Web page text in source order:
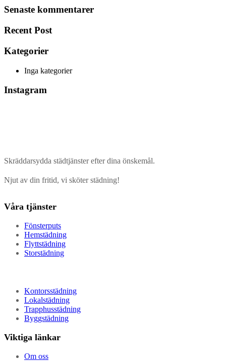
Senaste kommentarer
Recent Post
Kategorier
Inga kategorier
Instagram
Skräddarsydda städtjänster efter dina önskemål.
Njut av din fritid, vi sköter städning!
Våra tjänster
Fönsterputs
Hemstädning
Flyttstädning
Storstädning
Kontorsstädning
Lokalstädning
Trapphusstädning
Byggstädning
Viktiga länkar
Om oss